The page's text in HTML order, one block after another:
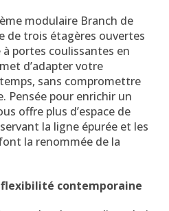
modulaire Branch de
de trois étagères ouvertes
portes coulissantes en
d’adapter votre
sans compromettre
Pensée pour enrichir un
offre plus d’espace de
la ligne épurée et les
la renommée de la
contemporaine